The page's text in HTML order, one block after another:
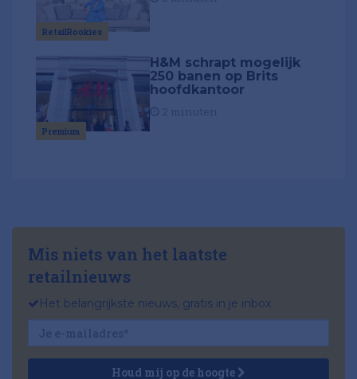
RetailRookies
Premium
H&M schrapt mogelijk
250 banen op Brits
hoofdkantoor
Mis niets van het laatste
retailnieuws
Het belangrijkste nieuws, gratis in je inbox
Houd mij op de hoogte